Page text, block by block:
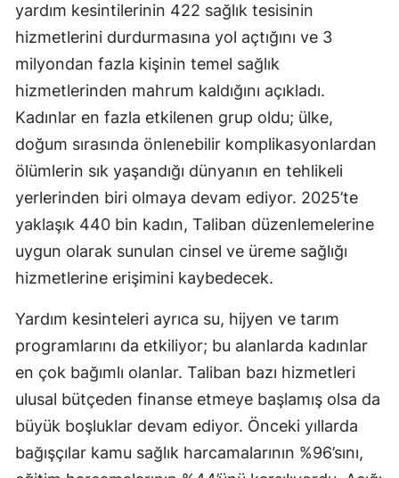
yardım kesintilerinin 422 sağlık tesisinin
hizmetlerini durdurmasına yol açtığını ve 3
milyondan fazla kişinin temel sağlık
hizmetlerinden mahrum kaldığını açıkladı.
Kadınlar en fazla etkilenen grup oldu; ülke,
doğum sırasında önlenebilir komplikasyonlardan
ölümlerin sık yaşandığı dünyanın en tehlikeli
yerlerinden biri olmaya devam ediyor. 2025’te
yaklaşık 440 bin kadın, Taliban düzenlemelerine
uygun olarak sunulan cinsel ve üreme sağlığı
hizmetlerine erişimini kaybedecek.
Yardım kesinteleri ayrıca su, hijyen ve tarım
programlarını da etkiliyor; bu alanlarda kadınlar
en çok bağımlı olanlar. Taliban bazı hizmetleri
ulusal bütçeden finanse etmeye başlamış olsa da
büyük boşluklar devam ediyor. Önceki yıllarda
bağışçılar kamu sağlık harcamalarının %96’sını,